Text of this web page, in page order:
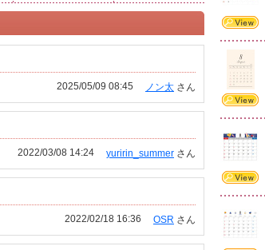
ノン太 さん
2025/05/09 08:45
yuririn_summer さん
2022/03/08 14:24
OSR さん
2022/02/18 16:36